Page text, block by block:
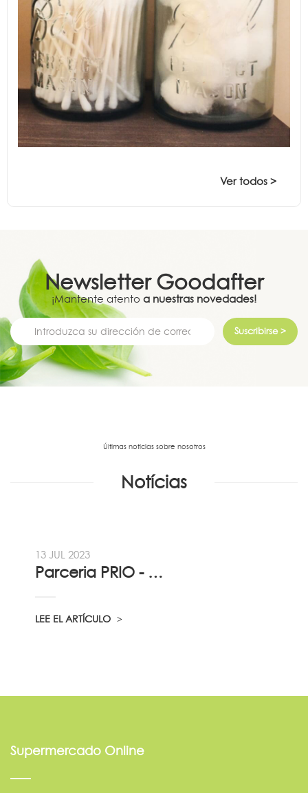
Ver todos >
Newsletter Goodafter
¡Mantente atento a nuestras novedades!
Suscribirse >
Últimas noticias sobre nosotros
Notícias
13 JUL 2023
Parceria PRIO - Viadireta - Goodafter...
LEE EL ARTÍCULO
Supermercado Online